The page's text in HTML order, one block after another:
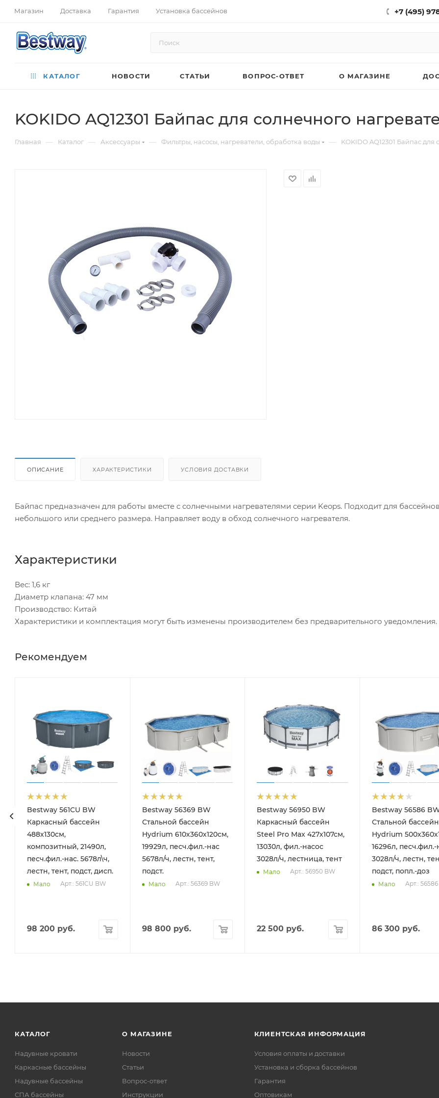
Магазин Доставка Гарантия Установка бассейнов +7 (495)
КАТАЛОГ НОВОСТИ СТАТЬИ ВОПРОС-ОТВЕТ О МАГАЗИНЕ
KOKIDO AQ12301 Байпас для солнечного
Главная — Каталог — Аксессуары — Фильтры, насосы, нагреватели, обработка воды — KOKIDO AQ12301 Байпас для
ОПИСАНИЕ ХАРАКТЕРИСТИКИ УСЛОВИЯ ДОСТАВКИ
Байпас предназначен для работы вместе с солнечными нагревателями серии Keops. Подходит для бассейнов
небольшого или среднего размера. Направляет воду в обход солнечного нагревателя.
Характеристики
Вес: 1,6 кг
Диаметр клапана: 47 мм
Производство: Китай
Характеристики и комплектация могут быть изменены производителем без предварительного уведомления.
Рекомендуем
Bestway 561CU BW
Каркасный бассейн
488х130см,
композитный, 21490л,
песч.фил.-нас. 5678л\ч,
лестн, тент, подст, дисп.
Мало Арт.: 561CU BW
98 200руб.
Bestway 56369 BW
Стальной бассейн
Hydrium 610х360х120см,
19929л, песч.фил.-нас
5678л/ч, лестн, тент,
подст.
Мало Арт.: 56369 BW
98 800руб.
Bestway 56950 BW
Каркасный бассейн
Steel Pro Max 427х107см,
13030л, фил.-насос
3028л/ч, лестница, тент
Мало Арт.: 56950 BW
22 500 руб.
Bestway 56586
Стальной бассейн
Hydrium
16296л, песч.фил.-
3028л/ч, лестн,
подст, попл.-доз
Мало Арт.:
86 300 руб.
КАТАЛОГ
Надувные кровати
Каркасные бассейны
Надувные бассейны
СПА бассейны
О МАГАЗИНЕ
Новости
Статьи
Вопрос-ответ
Инструкции
КЛИЕНТСКАЯ ИНФОРМАЦИЯ
Условия оплаты и доставки
Установка и сборка бассейнов
Гарантия
Оптовикам